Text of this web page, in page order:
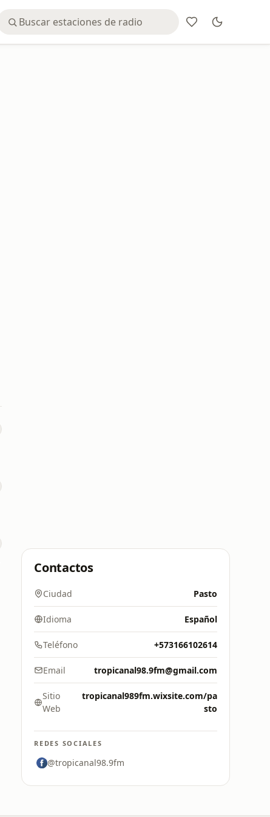
Contactos
Ciudad Pasto
Idioma Español
Teléfono +573166102614
Email tropicanal98.9fm@gmail.com
Sitio
Web
tropicanal989fm.wixsite.com/pa
sto
REDES SOCIALES
@tropicanal98.9fm